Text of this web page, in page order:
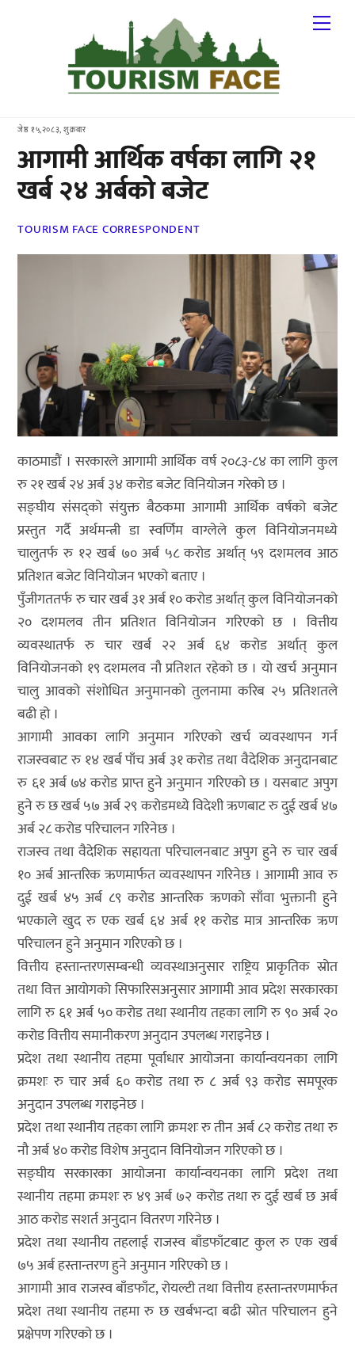
जेष्ठ १५,२०८३, शुक्रबार
आगामी आर्थिक वर्षका लागि २१
खर्ब २४ अर्बको बजेट
TOURISM FACE CORRESPONDENT
काठमाडौं । सरकारले आगामी आर्थिक वर्ष २०८३-८४ का लागि कुल
रु २१ खर्ब २४ अर्ब ३४ करोड बजेट विनियोजन गरेको छ ।
सङ्घीय संंसद्को संयुक्त बैठकमा आगामी आर्थिक वर्षको बजेट
प्रस्तुत गर्दै अर्थमन्त्री डा स्वर्णिम वाग्लेले कुल विनियोजनमध्ये
चालुतर्फ रु १२ खर्ब ७० अर्ब ५८ करोड अर्थात् ५९ दशमलव आठ
प्रतिशत बजेट विनियोजन भएको बताए ।
पुँजीगततर्फ रु चार खर्ब ३१ अर्ब १० करोड अर्थात् कुल विनियोजनको
२० दशमलव तीन प्रतिशत विनियोजन गरिएको छ । वित्तीय
व्यवस्थातर्फ रु चार खर्ब २२ अर्ब ६४ करोड अर्थात् कुल
विनियोजनको १९ दशमलव नौ प्रतिशत रहेको छ । यो खर्च अनुमान
चालु आवको संशोधित अनुमानको तुलनामा करिब २५ प्रतिशतले
बढी हो ।
आगामी आवका लागि अनुमान गरिएको खर्च व्यवस्थापन गर्न
राजस्वबाट रु १४ खर्ब पाँच अर्ब ३१ करोड तथा वैदेशिक अनुदानबाट
रु ६१ अर्ब ७४ करोड प्राप्त हुने अनुमान गरिएको छ । यसबाट अपुग
हुने रु छ खर्ब ५७ अर्ब २९ करोडमध्ये विदेशी ऋणबाट रु दुई खर्ब ४७
अर्ब २८ करोड परिचालन गरिनेछ ।
राजस्व तथा वैदेशिक सहायता परिचालनबाट अपुग हुने रु चार खर्ब
१० अर्ब आन्तरिक ऋणमार्फत व्यवस्थापन गरिनेछ । आगामी आव रु
दुई खर्ब ४५ अर्ब ८९ करोड आन्तरिक ऋणको साँवा भुक्तानी हुने
भएकाले खुद रु एक खर्ब ६४ अर्ब ११ करोड मात्र आन्तरिक ऋण
परिचालन हुने अनुमान गरिएको छ ।
वित्तीय हस्तान्तरणसम्बन्धी व्यवस्थाअनुसार राष्ट्रिय प्राकृतिक स्रोत
तथा वित्त आयोगको सिफारिसअनुसार आगामी आव प्रदेश सरकारका
लागि रु ६१ अर्ब ५० करोड तथा स्थानीय तहका लागि रु ९० अर्ब २०
करोड वित्तीय समानीकरण अनुदान उपलब्ध गराइनेछ ।
प्रदेश तथा स्थानीय तहमा पूर्वाधार आयोजना कार्यान्वयनका लागि
क्रमशः रु चार अर्ब ६० करोड तथा रु ८ अर्ब ९३ करोड समपूरक
अनुदान उपलब्ध गराइनेछ ।
प्रदेश तथा स्थानीय तहका लागि क्रमशः रु तीन अर्ब ८२ करोड तथा रु
नौ अर्ब ४० करोड विशेष अनुदान विनियोजन गरिएको छ ।
सङ्घीय सरकारका आयोजना कार्यान्वयनका लागि प्रदेश तथा
स्थानीय तहमा क्रमशः रु ४९ अर्ब ७२ करोड तथा रु दुई खर्ब छ अर्ब
आठ करोड सशर्त अनुदान वितरण गरिनेछ ।
प्रदेश तथा स्थानीय तहलाई राजस्व बाँडफाँटबाट कुल रु एक खर्ब
७५ अर्ब हस्तान्तरण हुने अनुमान गरिएको छ ।
आगामी आव राजस्व बाँडफाँट, रोयल्टी तथा वित्तीय हस्तान्तरणमार्फत
प्रदेश तथा स्थानीय तहमा रु छ खर्बभन्दा बढी स्रोत परिचालन हुने
प्रक्षेपण गरिएको छ ।